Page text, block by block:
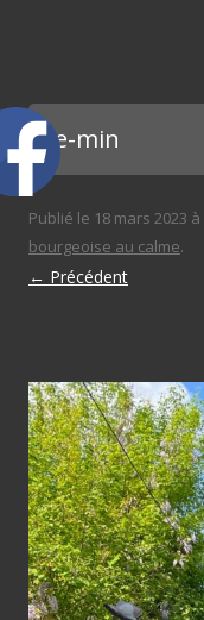
rue-min
Publié le 18 mars 2023 à
bourgeoise au calme.
← Précédent